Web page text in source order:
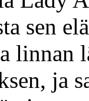
sen
linnan
ja